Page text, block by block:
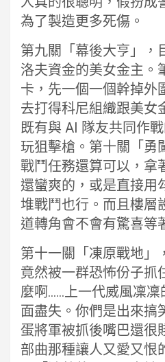
為了製造更多死傷。
第九關「幕後大亨」，
洛夫資金的美女金主。
卡，先一個一個幹掉外
去打得科尼組織跟美女
既有與 AI 隊友共同作
玩狙擊槍。第十關「勇
戰鬥任務還算可以，拿
還蠻爽的，或是直接用
堆戰鬥也行。而且樓層
道轉角會不會有驚喜等
第十一關「凍原戰地」
竟然被一群恐怖份子抓
麼啊……上一代威風凜
面盡失。你們是出來搞
蛋將軍被抓後嘴巴還很
部曲那種讓人又愛又恨